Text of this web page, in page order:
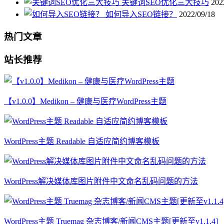
关键词SEO优化三大技巧
如何导入SEO链接？
2022/09/18
热门文章
站长推荐
【v1.0.0】Medikon – 健康与医疗WordPress主题
WordPress主题 Readable 自适应简约博客模板
WordPress解决媒体库图片附件中文命名乱码问题的方法
WordPress主题 Truemag 杂志博客/新闻CMS主题[更新至v1.1.4]